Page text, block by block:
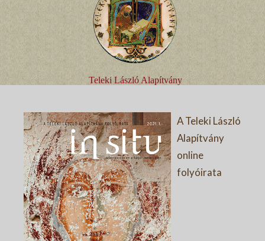
Teleki László Alapítvány
A Teleki László
Alapítvány
online
folyóirata